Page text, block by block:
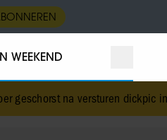
WEEKEND
dickpic in groepsapp met